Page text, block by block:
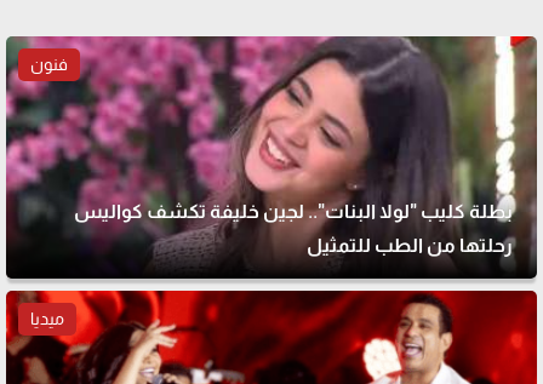
فنون
بطلة كليب "لولا البنات".. لجين خليفة تكشف كواليس
رحلتها من الطب للتمثيل
ميديا